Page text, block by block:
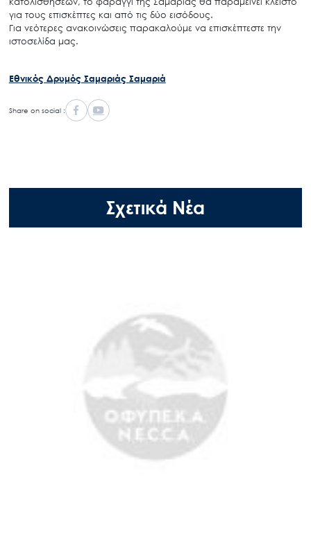
για τους επισκέπτες και από τις δύο εισόδους.
Για νεότερες ανακοινώσεις παρακαλούμε να επισκέπτεστε την
ιστοσελίδα μας.
Εθνικός Δρυμός Σαμαριάς Σαμαριά
Share on social :
Σχετικά Νέα